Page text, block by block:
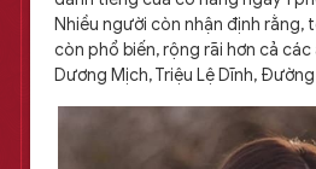
Nhiều người còn nhận định rằng,
còn phổ biến, rộng rãi hơn cả
Dương Mịch, Triệu Lệ Dĩnh,